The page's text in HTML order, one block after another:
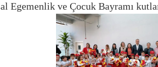
Egemenlik ve Çocuk Bayramı